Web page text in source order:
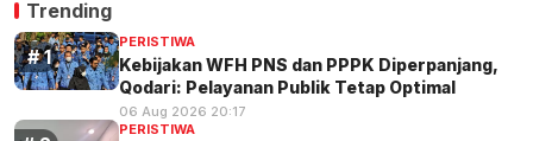
Trending
PERISTIWA
Kebijakan WFH PNS dan PPPK Diperpanjang,
Qodari: Pelayanan Publik Tetap Optimal
06 Aug 2026 20:17
PERISTIWA